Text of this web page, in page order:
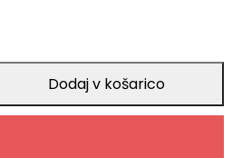
Dodaj v košarico